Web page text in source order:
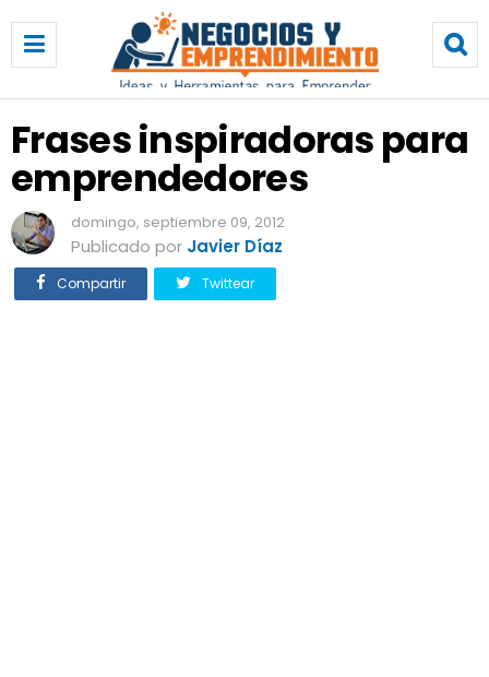
a
s
s
i
n
s
p
i
r
Frases inspiradoras para
emprendedores
domingo, septiembre 09, 2012
Publicado por Javier Díaz
Compartir Twittear